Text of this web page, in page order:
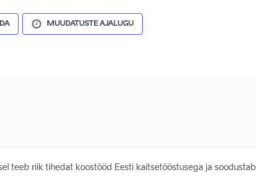
MUUDATUSTE AJALUGU
teeb riik tihedat koostööd Eesti kaitsetööstusega ja soodustab